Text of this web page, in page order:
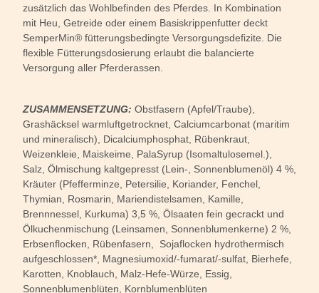
zusätzlich das Wohlbefinden des Pferdes. In Kombination
mit Heu, Getreide oder einem Basiskrippenfutter deckt
SemperMin® fütterungsbedingte Versorgungsdefizite. Die
flexible Fütterungsdosierung erlaubt die balancierte
Versorgung aller Pferderassen.
ZUSAMMENSETZUNG: Obstfasern (Apfel/Traube),
Grashäcksel warmluftgetrocknet, Calciumcarbonat (maritim
und mineralisch), Dicalciumphosphat, Rübenkraut,
Weizenkleie, Maiskeime, PalaSyrup (Isomaltulosemel.),
Salz, Ölmischung kaltgepresst (Lein-, Sonnenblumenöl) 4 %,
Kräuter (Pfefferminze, Petersilie, Koriander, Fenchel,
Thymian, Rosmarin, Mariendistelsamen, Kamille,
Brennnessel, Kurkuma) 3,5 %, Ölsaaten fein gecrackt und
Ölkuchenmischung (Leinsamen, Sonnenblumenkerne) 2 %,
Erbsenflocken, Rübenfasern, Sojaflocken hydrothermisch
aufgeschlossen*, Magnesiumoxid/-fumarat/-sulfat, Bierhefe,
Karotten, Knoblauch, Malz-Hefe-Würze, Essig,
Sonnenblumenblüten, Kornblumenblüten